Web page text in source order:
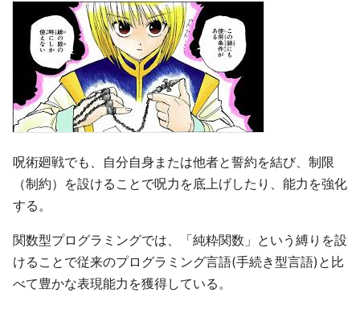
呪術廻戦でも、自分自身または他者と誓約を結び、制限
（制約）を設けることで呪力を底上げしたり、能力を強化
する。
関数型プログラミングでは、「純粋関数」という縛りを設
けることで従来のプログラミング言語(手続き型言語)と比
べて豊かな表現能力を獲得している。